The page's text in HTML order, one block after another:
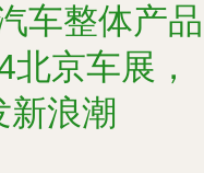
车整体产品
京车展，
新浪潮